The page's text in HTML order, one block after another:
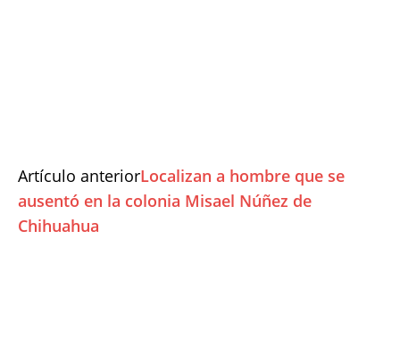
Artículo anteriorLocalizan a hombre que se
ausentó en la colonia Misael Núñez de
Chihuahua